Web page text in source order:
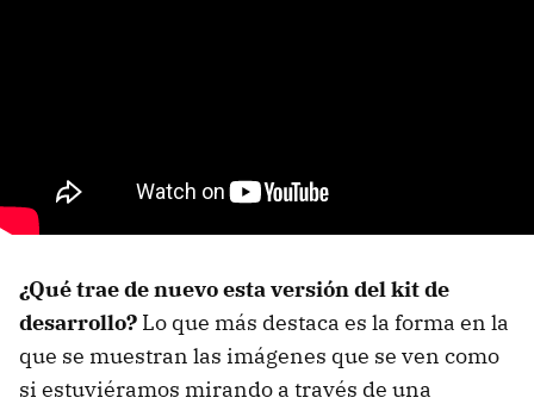
¿Qué trae de nuevo esta versión del kit de
desarrollo? Lo que más destaca es la forma en la
que se muestran las imágenes que se ven como
si estuviéramos mirando a través de una